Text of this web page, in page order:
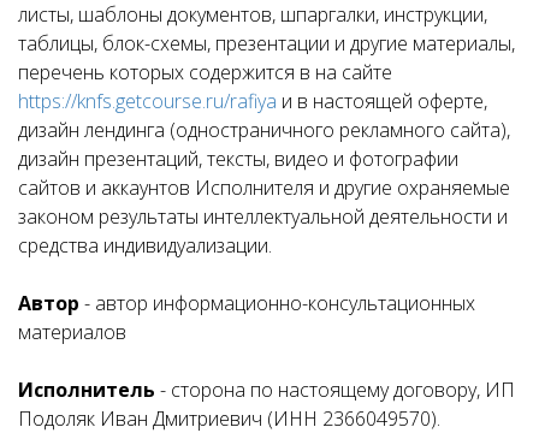
листы, шаблоны документов, шпаргалки, инструкции,
таблицы, блок-схемы, презентации и другие материалы,
перечень которых содержится в на сайте
https://knfs.getcourse.ru/rafiya и в настоящей оферте,
дизайн лендинга (одностраничного рекламного сайта),
дизайн презентаций, тексты, видео и фотографии
сайтов и аккаунтов Исполнителя и другие охраняемые
законом результаты интеллектуальной деятельности и
средства индивидуализации.
Автор - автор информационно-консультационных
материалов
Исполнитель - сторона по настоящему договору, ИП
Подоляк Иван Дмитриевич (ИНН 2366049570).